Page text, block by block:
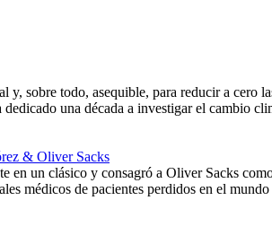
sobre todo, asequible, para reducir a cero
una década a investigar el cambio
& Oliver Sacks
un clásico y consagró a Oliver Sacks
médicos de pacientes perdidos en el